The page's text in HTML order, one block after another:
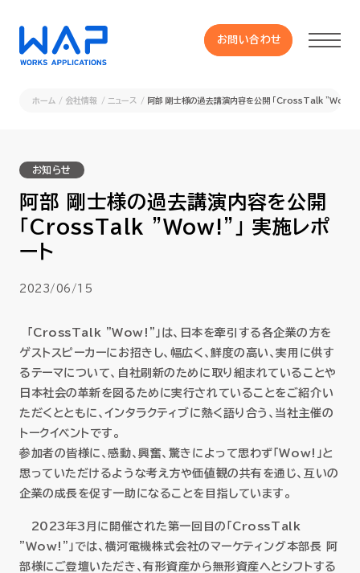
お問い合わせ
HUE 機能一覧
サービス
事例
セミナー
お役立ち情報
採用
ホーム 会社情報 ニュース 阿部 剛士様の過去講演内容を公開 「CrossTalk "Wow!"
お知らせ
阿部 剛士様の過去講演内容を公開
「CrossTalk "Wow!"」 実施レポ
ート
2023/06/15
「CrossTalk "Wow!"」は、日本を牽引する各企業の方を
ゲストスピーカーにお招きし、幅広く、鮮度の高い、実用に供す
るテーマについて、自社刷新のために取り組まれていることや
日本社会の革新を図るために実行されていることをご紹介い
ただくとともに、インタラクティブに熱く語り合う、当社主催の
トークイベントです。
参加者の皆様に、感動、興奮、驚きによって思わず「Wow!」と
思っていただけるような考え方や価値観の共有を通じ、互いの
企業の成長を促す一助になることを目指しています。
2023年3月に開催された第一回目の「CrossTalk
"Wow!"」では、横河電機株式会社のマーケティング本部長 阿
部様にご登壇いただき、有形資産から無形資産へとシフトする
お問い合わせ